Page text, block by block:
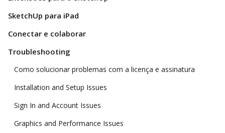
SketchUp para iPad
Conectar e colaborar
Troubleshooting
Como solucionar problemas com a licença e assinatura
Installation and Setup Issues
Sign In and Account Issues
Graphics and Performance Issues